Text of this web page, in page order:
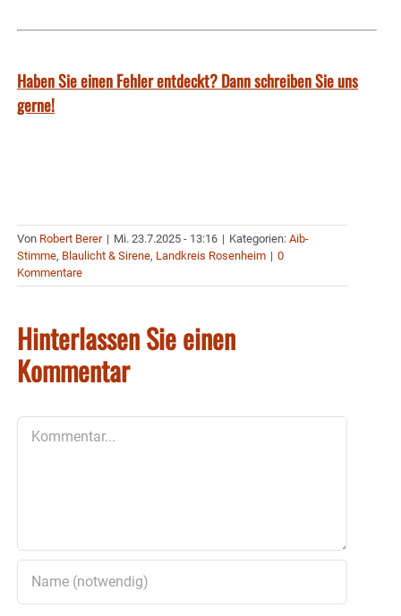
Haben Sie einen Fehler entdeckt? Dann schreiben Sie uns
gerne!
Von Robert Berer | Mi. 23.7.2025 - 13:16 | Kategorien: Aib-
Stimme, Blaulicht & Sirene, Landkreis Rosenheim | 0
Kommentare
Hinterlassen Sie einen
Kommentar